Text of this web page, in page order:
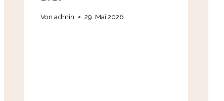
Von admin 29. Mai 2026